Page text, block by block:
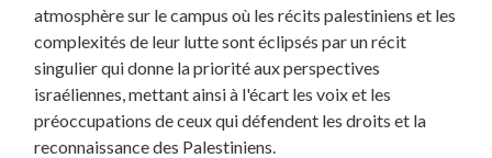
atmosphère sur le campus où les récits palestiniens et les
complexités de leur lutte sont éclipsés par un récit
singulier qui donne la priorité aux perspectives
israéliennes, mettant ainsi à l'écart les voix et les
préoccupations de ceux qui défendent les droits et la
reconnaissance des Palestiniens.